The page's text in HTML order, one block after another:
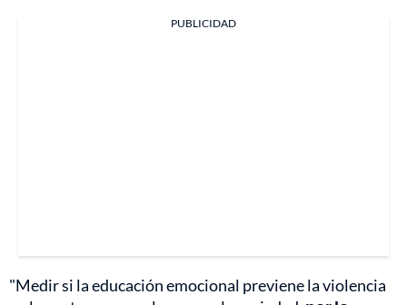
PUBLICIDAD
"Medir si la educación emocional previene la violencia